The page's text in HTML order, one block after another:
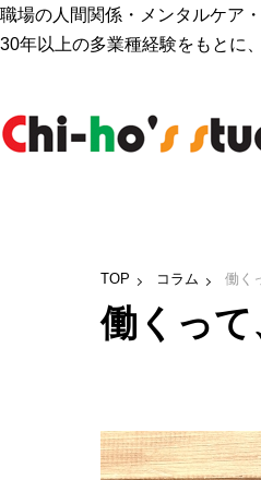
職場の人間関係・メンタルケア
30年以上の多業種経験をもとに
TOP コラム 働く
働くっ